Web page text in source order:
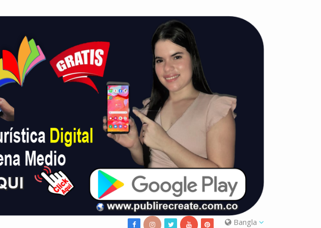
Bangla